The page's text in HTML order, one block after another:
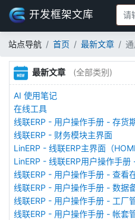
开发框架文库
站点导航 首页 最新文章
最新文章 (全部类别)
AI 使用笔记
在线工具
线联ERP - 用户操作手册 - 存货
线联ERP - 财务模块主界面
LinERP - 线联ERP主界面（
LinERP - 线联ERP用户操作手册
线联ERP - 用户操作手册 - 查看
线联ERP - 用户操作手册 - 数据
线联ERP - 用户操作手册 - 工厂
线联ERP - 用户操作手册 - 帐套